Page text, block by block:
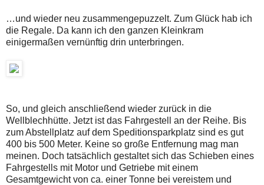
…und wieder neu zusammengepuzzelt. Zum Glück hab ich
die Regale. Da kann ich den ganzen Kleinkram
einigermaßen vernünftig drin unterbringen.
So, und gleich anschließend wieder zurück in die
Wellblechhütte. Jetzt ist das Fahrgestell an der Reihe. Bis
zum Abstellplatz auf dem Speditionsparkplatz sind es gut
400 bis 500 Meter. Keine so große Entfernung mag man
meinen. Doch tatsächlich gestaltet sich das Schieben eines
Fahrgestells mit Motor und Getriebe mit einem
Gesamtgewicht von ca. einer Tonne bei vereistem und